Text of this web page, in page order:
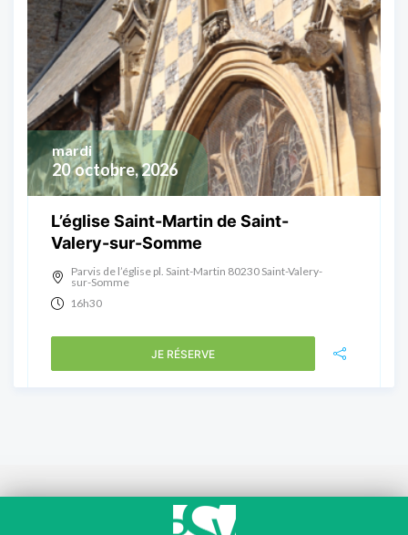
20 octobre, 2026
mardi
L’église Saint-Martin de Saint-
Valery-sur-Somme
Parvis de l’église pl. Saint-Martin 80230 Saint-Valery-
sur-Somme
16h30
JE RÉSERVE